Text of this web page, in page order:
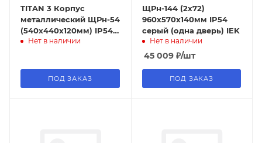
TITAN 3 Корпус
металлический ЩРн-54
(540х440х120мм) IP54
IEKНет в наличии
ПОД ЗАКАЗ
ЩРн-144 (2х72)
960х570х140мм IP54
серый (одна дверь) IEK
Нет в наличии
45 009₽/шт
ПОД ЗАКАЗ